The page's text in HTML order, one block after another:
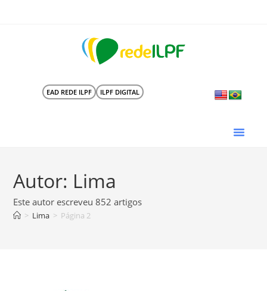
EAD REDE ILPF ILPF DIGITAL
Autor: Lima
Este autor escreveu 852 artigos
> Lima > Página 2